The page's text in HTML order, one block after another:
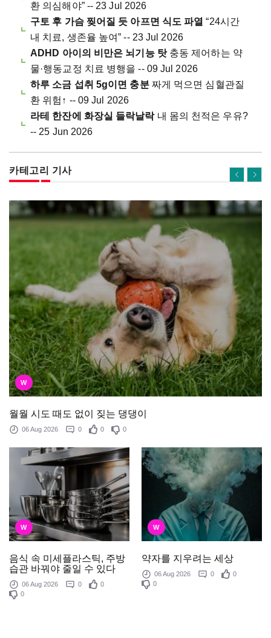
환 의심해야” -- 23 Jul 2026
구토 후 가슴 찢어질 듯 아프면 식도 파열 “24시간
내 치료, 생존율 높여” -- 23 Jul 2026
ADHD 아이의 비만은 뇌기능 탓충동 제어하는 약
물·행동교정 치료 병행을 -- 09 Jul 2026
하루 소금 섭취 5g이면 충분짜게 먹으면 심혈관질
환 위험↑ -- 09 Jul 2026
라테 한잔에 화장실 들락날락내 몸의 천적은 우유?
-- 25 Jun 2026
카테고리 기사
W
월월 시도 때도 없이 짖는 댕댕이
06 Aug 2026 0 0 0
W
음식 속 미세플라스틱, 주방
습관 바꿔야 줄일 수 있다
06 Aug 2026 0
0
0
W
약자를 지우려는 세상
06 Aug 2026 0
0
0